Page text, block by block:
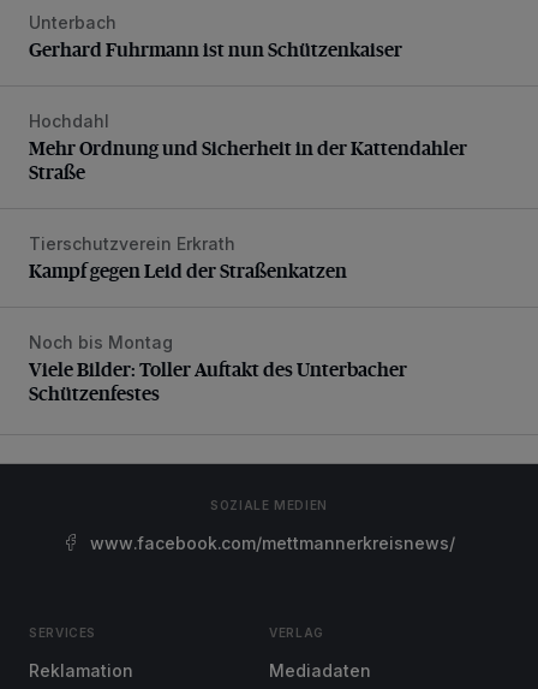
Gerhard Fuhrmann ist nun Schützenkaiser
Unterbach
Gerhard Fuhrmann ist nun Schützenkaiser
Mehr Ordnung und Sicherheit in der Kattendahler Straße
Hochdahl
Mehr Ordnung und Sicherheit in der Kattendahler
Straße
Kampf gegen Leid der Straßenkatzen
Tierschutzverein Erkrath
Kampf gegen Leid der Straßenkatzen
Viele Bilder: Toller Auftakt des Unterbacher
Noch bis Montag
Viele Bilder: Toller Auftakt des Unterbacher
Schützenfestes
SOZIALE MEDIEN
www.facebook.com/mettmannerkreisnews/
SERVICES
Reklamation
VERLAG
Mediadaten